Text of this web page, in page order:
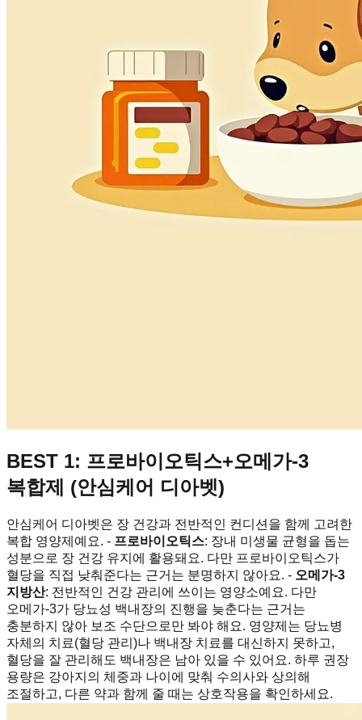
BEST 1: 프로바이오틱스+오메가-3
복합제 (안심케어 디아벳)
안심케어 디아벳은 장 건강과 전반적인 컨디션을 함께 고려한
복합 영양제예요. - 프로바이오틱스: 장내 미생물 균형을 돕는
성분으로 장 건강 유지에 활용돼요. 다만 프로바이오틱스가
혈당을 직접 낮춰준다는 근거는 분명하지 않아요. - 오메가-3
지방산: 전반적인 건강 관리에 쓰이는 영양소예요. 다만
오메가-3가 당뇨성 백내장의 진행을 늦춘다는 근거는
충분하지 않아 보조 수단으로만 봐야 해요. 영양제는 당뇨병
자체의 치료(혈당 관리)나 백내장 치료를 대신하지 못하고,
혈당을 잘 관리해도 백내장은 남아 있을 수 있어요. 하루 권장
용량은 강아지의 체중과 나이에 맞춰 수의사와 상의해
조절하고, 다른 약과 함께 줄 때는 상호작용을 확인하세요.